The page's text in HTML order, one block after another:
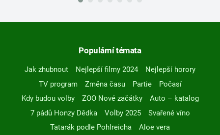
Populární témata
Jak zhubnout Nejlepší filmy 2024
Nejlepší horory
TV program
Změna času Partie
Počasí
Kdy budou volby
ZOO Nové začátky
Auto – katalog
7 pádů Honzy Dědka
Volby 2025
Svařené víno
Tatarák podle Pohlreicha
Aloe vera